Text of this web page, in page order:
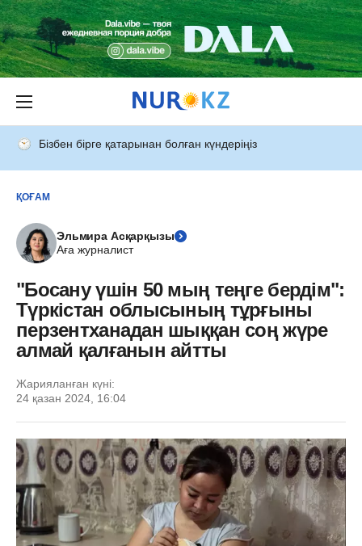
Бізбен бірге қатарынан болған күндеріңіз
ҚОҒАМ
Эльмира Асқарқызы
Аға журналист
"Босану үшін 50 мың теңге бердім":
Түркістан облысының тұрғыны
перзентханадан шыққан соң жүре
алмай қалғанын айтты
Жарияланған күні:
24 қазан 2024, 16:04